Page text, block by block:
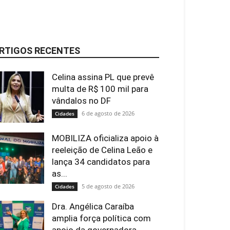
RECENTES
Celina assina PL que prevê
multa de R$ 100 mil para
vândalos no DF
Cidades 6 de agosto de 2026
MOBILIZA oficializa apoio à
reeleição de Celina Leão e
lança 34 candidatos para
as...
Cidades 5 de agosto de 2026
Dra. Angélica Caraíba
amplia força política com